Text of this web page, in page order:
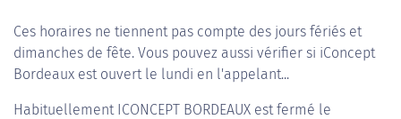
Ces horaires ne tiennent pas compte des jours fériés et
dimanches de fête. Vous pouvez aussi vérifier si iConcept
Bordeaux est ouvert le lundi en l'appelant...
Habituellement ICONCEPT BORDEAUX est fermé le